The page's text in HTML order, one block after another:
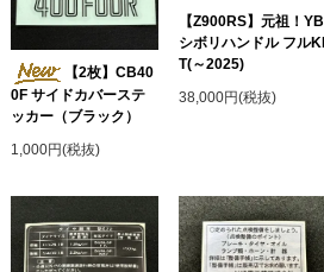
【2枚】CB40
0F サイドカバーステ
ッカー（ブラック）
1,000円(税抜)
【Z900RS】元祖！YB
シボリハンドル フルKI
T(～2025)
38,000円(税抜)